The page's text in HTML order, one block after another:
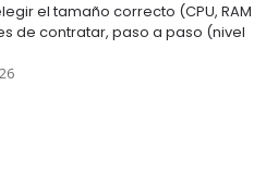
el tamaño correcto (CPU, RAM
de contratar, paso a paso (nivel